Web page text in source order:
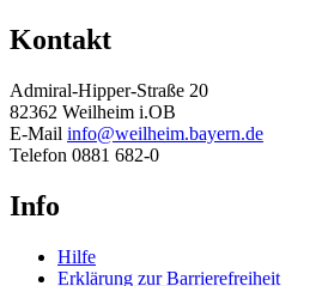
Kontakt
Admiral-Hipper-Straße 20
82362 Weilheim i.OB
E-Mail info@weilheim.bayern.de
Telefon 0881 682-0
Info
Hilfe
Erklärung zur Barrierefreiheit